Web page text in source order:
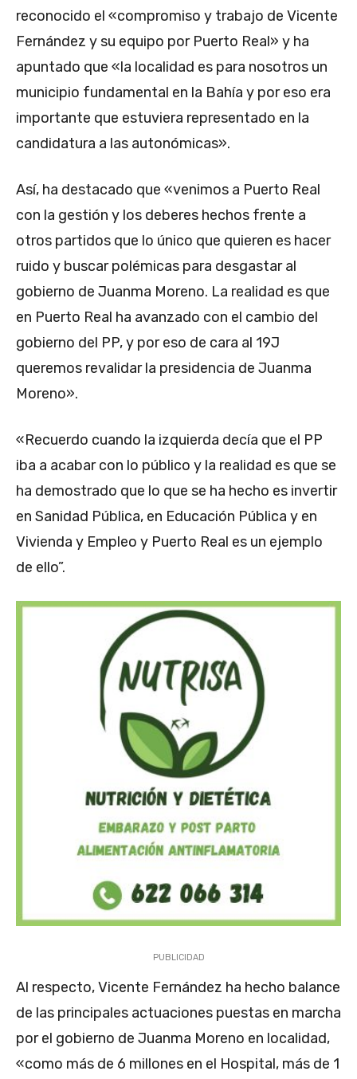
reconocido el «compromiso y trabajo de Vicente
Fernández y su equipo por Puerto Real» y ha
apuntado que «la localidad es para nosotros un
municipio fundamental en la Bahía y por eso era
importante que estuviera representado en la
candidatura a las autonómicas».
Así, ha destacado que «venimos a Puerto Real
con la gestión y los deberes hechos frente a
otros partidos que lo único que quieren es hacer
ruido y buscar polémicas para desgastar al
gobierno de Juanma Moreno. La realidad es que
en Puerto Real ha avanzado con el cambio del
gobierno del PP, y por eso de cara al 19J
queremos revalidar la presidencia de Juanma
Moreno».
«Recuerdo cuando la izquierda decía que el PP
iba a acabar con lo público y la realidad es que se
ha demostrado que lo que se ha hecho es invertir
en Sanidad Pública, en Educación Pública y en
Vivienda y Empleo y Puerto Real es un ejemplo
de ello”.
PUBLICIDAD
Al respecto, Vicente Fernández ha hecho balance
de las principales actuaciones puestas en marcha
por el gobierno de Juanma Moreno en localidad,
«como más de 6 millones en el Hospital, más de 1